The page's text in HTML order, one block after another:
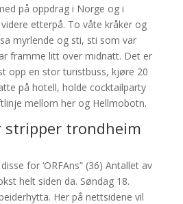
på oppdrag i Norge og i
etterpå. To våte kråker og
myrlende og sti, sti som var
framme litt over midnatt. Det er
opp en stor turistbuss, kjøre 20
på hotell, holde cocktailparty
mellom her og Hellmobotn.
stripper trondheim
for ‘ORFAns” (36) Antallet av
helt siden da. Søndag 18.
Her på nettsidene vil